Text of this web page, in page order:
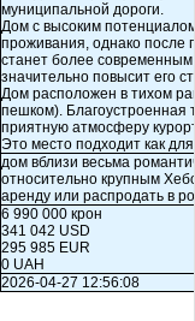
муниципальной дороги.
Дом с высоким
проживания, однако после
станет более
значительно повысит его
Дом расположен в тихом
пешком). Благоустроенная
приятную атмосферу
Это место подходит как
дом вблизи весьма
относительно крупным
аренду или распродать в
6 990 000 крон
341 042 USD
295 985 EUR
0 UAH
2026-04-27 12:56:08